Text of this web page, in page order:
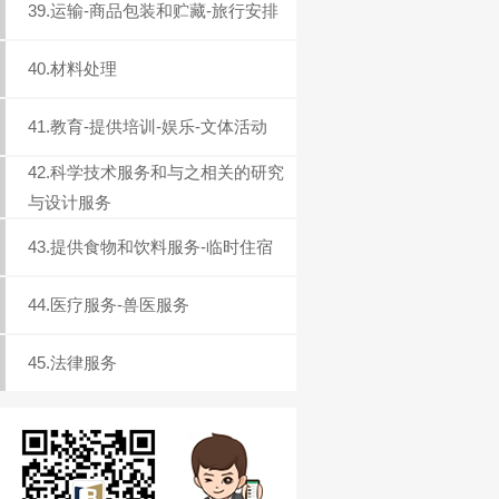
39.运输-商品包装和贮藏-旅行安排
40.材料处理
41.教育-提供培训-娱乐-文体活动
42.科学技术服务和与之相关的研究
与设计服务
43.提供食物和饮料服务-临时住宿
44.医疗服务-兽医服务
45.法律服务